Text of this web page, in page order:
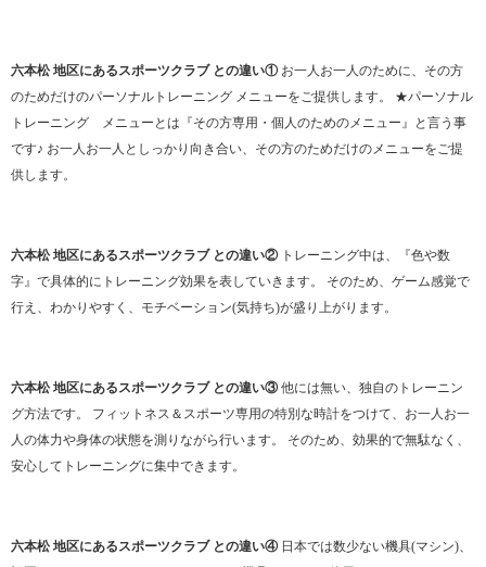
六本松 地区にあるスポーツクラブ との違い① お一人お一人のために、その方
のためだけのパーソナルトレーニング メニューをご提供します。 ★パーソナル
トレーニング メニューとは『その方専用・個人のためのメニュー』と言う事
です♪ お一人お一人としっかり向き合い、その方のためだけのメニューをご提
供します。
六本松 地区にあるスポーツクラブ との違い② トレーニング中は、『色や数
字』で具体的にトレーニング効果を表していきます。 そのため、ゲーム感覚で
行え、わかりやすく、モチベーション(気持ち)が盛り上がります。
六本松 地区にあるスポーツクラブ との違い③ 他には無い、独自のトレーニン
グ方法です。 フィットネス＆スポーツ専用の特別な時計をつけて、お一人お一
人の体力や身体の状態を測りながら行います。 そのため、効果的で無駄なく、
安心してトレーニングに集中できます。
六本松 地区にあるスポーツクラブ との違い④ 日本では数少ない機具(マシン)、